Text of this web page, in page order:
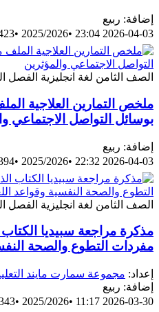
2026-
•
2025/2026
•
• 👁 423
لغة انجليزية الفصل الثاني
العلاجية الملف
التواصل الاجتماعي
2026-
•
2025/2026
•
• 👁 394
لغة انجليزية الفصل الثاني
التطوع والصحة النفسية
سمارت مايند التعليمية
2026-
•
2025/2026
•
• 👁 343